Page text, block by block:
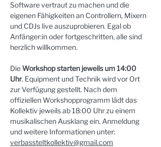
Software vertraut zu machen und die
eigenen Fähigkeiten an Controllern, Mixern
und CDJs live auszuprobieren. Egal ob
Anfänger:in oder fortgeschritten, alle sind
herzlich willkommen.
Die Workshop starten jeweils um 14:00
Uhr. Equipment und Technik wird vor Ort
zur Verfügung gestellt. Nach dem
offiziellen Workshopprogramm lädt das
Kollektiv jeweils ab 18:00 Uhr zu einem
musikalischen Ausklang ein. Anmeldung
und weitere Informationen unter:
verbassteltkollektiv@gmail.com